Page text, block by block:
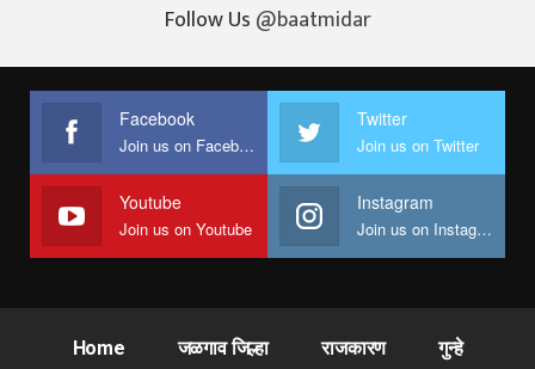
Follow Us @baatmidar
Facebook
Join us on Facebook
Twitter
Join us on Twitter
Youtube
Join us on Youtube
Instagram
Join us on Instagram
Home जळगाव जिल्हा राजकारण गुन्हे